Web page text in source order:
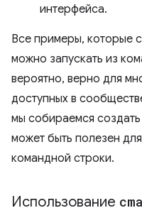
интерфейса.
Все примеры, которые
можно запускать из
вероятно, верно для
доступных в
мы собираемся
может быть полезен
командной строки.
Использование